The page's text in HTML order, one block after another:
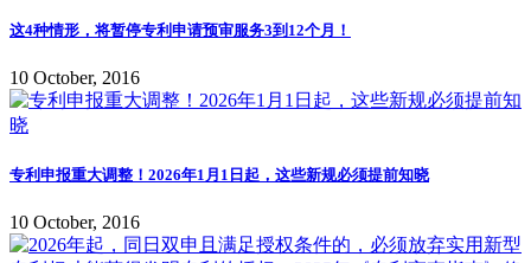
这4种情形，将暂停专利申请预审服务3到12个月！
10 October, 2016
专利申报重大调整！2026年1月1日起，这些新规必须提前知晓
10 October, 2016